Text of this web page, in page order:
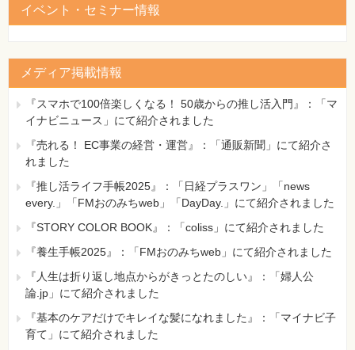
イベント・セミナー情報
メディア掲載情報
『スマホで100倍楽しくなる！ 50歳からの推し活入門』：「マ
イナビニュース」にて紹介されました
『売れる！ EC事業の経営・運営』：「通販新聞」にて紹介さ
れました
『推し活ライフ手帳2025』：「日経プラスワン」「news
every.」「FMおのみちweb」「DayDay.」にて紹介されました
『STORY COLOR BOOK』：「coliss」にて紹介されました
『養生手帳2025』：「FMおのみちweb」にて紹介されました
『人生は折り返し地点からがきっとたのしい』：「婦人公
論.jp」にて紹介されました
『基本のケアだけでキレイな髪になれました』：「マイナビ子
育て」にて紹介されました